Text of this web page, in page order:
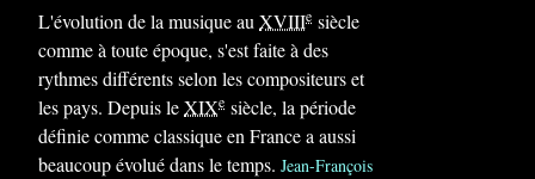
L'évolution de la musique au XVIIIe siècle
comme à toute époque, s'est faite à des
rythmes différents selon les compositeurs et
les pays. Depuis leXIXe siècle, la période
définie comme classique en France a aussi
beaucoup évolué dans le temps. Jean-François